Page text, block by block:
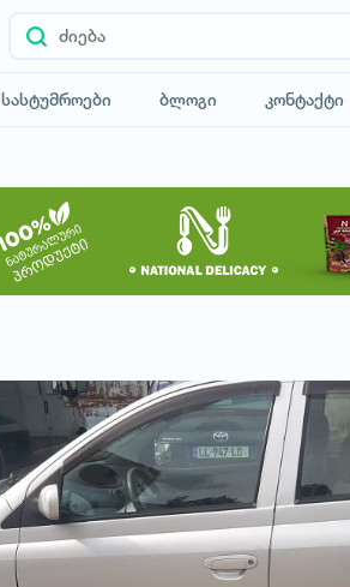
სასტუმროები ბლოგი კონტაქტი